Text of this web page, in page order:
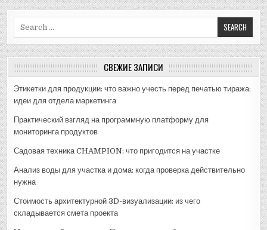
СВЕЖИЕ ЗАПИСИ
Этикетки для продукции: что важно учесть перед печатью тиража:
идеи для отдела маркетинга
Практический взгляд на программную платформу для
мониторинга продуктов
Садовая техника CHAMPION: что пригодится на участке
Анализ воды для участка и дома: когда проверка действительно
нужна
Стоимость архитектурной 3D-визуализации: из чего
складывается смета проекта